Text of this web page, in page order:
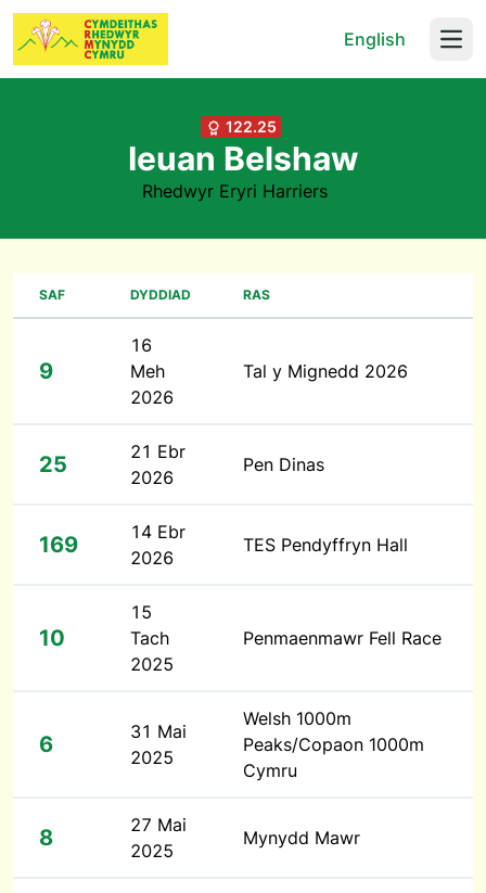
English
122.25
Ieuan Belshaw
Rhedwyr Eryri Harriers
SAF DYDDIAD RAS
9
16
Meh
2026
Tal y Mignedd 2026
25
21 Ebr
2026
Pen Dinas
169
14 Ebr
2026
TES Pendyffryn Hall
10
15
Tach
2025
Penmaenmawr Fell Race
6
31 Mai
2025
Welsh 1000m
Peaks/Copaon 1000m
Cymru
8
27 Mai
2025
Mynydd Mawr